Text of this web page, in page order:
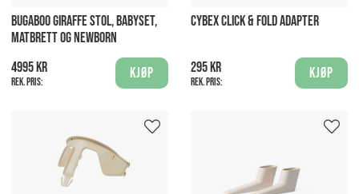
BUGABOO GIRAFFE STOL, BABYSET,
MATBRETT OG NEWBORN
4995 kr
Rek. pris:
Kjøp
CYBEX CLICK & FOLD ADAPTER
295 kr
Rek. pris:
Kjøp